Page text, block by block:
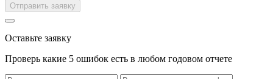
Отправить заявку
Оставьте заявку
Проверь какие 5 ошибок есть в любом годовом отчете